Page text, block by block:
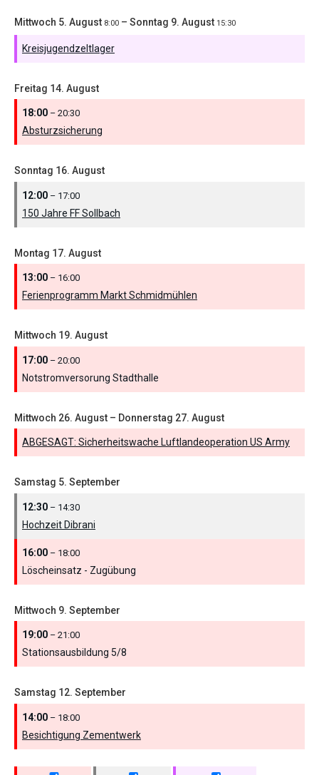
Mittwoch 5. August 8:00 – Sonntag 9. August 15:30
Kreisjugendzeltlager
Freitag 14. August
18:00 – 20:30
Absturzsicherung
Sonntag 16. August
12:00 – 17:00
150 Jahre FF Sollbach
Montag 17. August
13:00 – 16:00
Ferienprogramm Markt Schmidmühlen
Mittwoch 19. August
17:00 – 20:00
Notstromversorung Stadthalle
Mittwoch 26. August – Donnerstag 27. August
ABGESAGT: Sicherheitswache Luftlandeoperation US Army
Samstag 5. September
12:30 – 14:30
Hochzeit Dibrani
16:00 – 18:00
Löscheinsatz - Zugübung
Mittwoch 9. September
19:00 – 21:00
Stationsausbildung 5/8
Samstag 12. September
14:00 – 18:00
Besichtigung Zementwerk